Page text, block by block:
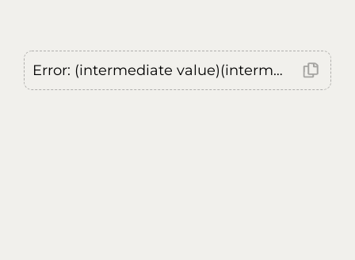
Error: (intermediate value)(intermediate value)(intermediate value).replaceAll is not a function